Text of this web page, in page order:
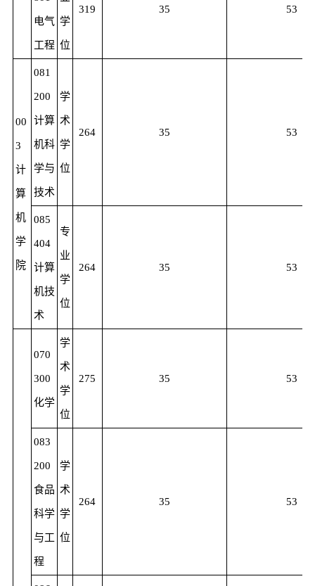
电气
工程
学
位
319 35 53
00
3
计
算
机
学
院
081
200
计算
机科
学与
技术
学
术
学
位
264 35 53
085
404
计算
机技
术
专
业
学
位
264 35 53
070
300
化学
学
术
学
位
275 35 53
083
200
食品
科学
与工
程
学
术
学
位
264 35 53